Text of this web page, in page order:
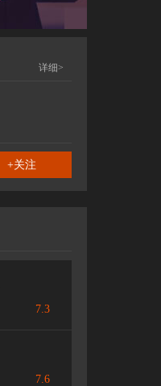
详细>
7.3
7.6